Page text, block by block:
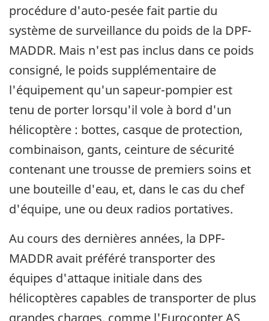
procédure d'auto-pesée fait partie du
système de surveillance du poids de la DPF-
MADDR. Mais n'est pas inclus dans ce poids
consigné, le poids supplémentaire de
l'équipement qu'un sapeur-pompier est
tenu de porter lorsqu'il vole à bord d'un
hélicoptère : bottes, casque de protection,
combinaison, gants, ceinture de sécurité
contenant une trousse de premiers soins et
une bouteille d'eau, et, dans le cas du chef
d'équipe, une ou deux radios portatives.
Au cours des dernières années, la DPF-
MADDR avait préféré transporter des
équipes d'attaque initiale dans des
hélicoptères capables de transporter de plus
grandes charges, comme l'Eurocopter AS